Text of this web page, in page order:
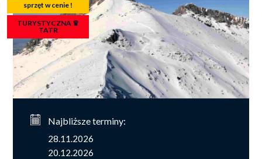
sprzęt w cenie !
TURYSTYCZNA ♛
TATR
Najbliższe terminy:
28.11.2026
20.12.2026